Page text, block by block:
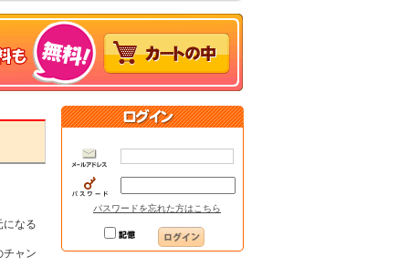
になる
チャン
パスワードを忘れた方はこちら